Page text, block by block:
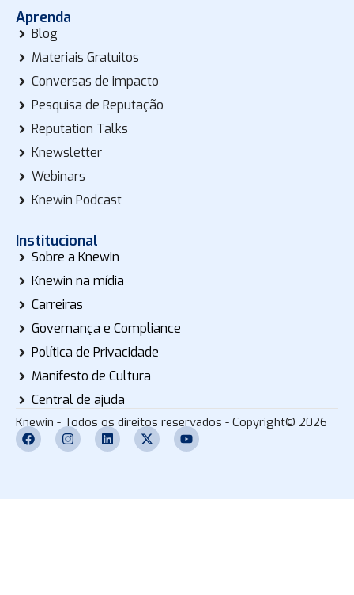
Aprenda
Blog
Materiais Gratuitos
Conversas de impacto
Pesquisa de Reputação
Reputation Talks
Knewsletter
Webinars
Knewin Podcast
Institucional
Sobre a Knewin
Knewin na mídia
Carreiras
Governança e Compliance
Política de Privacidade
Manifesto de Cultura
Central de ajuda
Knewin - Todos os direitos reservados - Copyright© 2026